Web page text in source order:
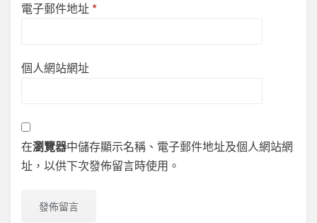
電子郵件地址 *
個人網站網址
在瀏覽器中儲存顯示名稱、電子郵件地址及個人網站網
址，以供下次發佈留言時使用。